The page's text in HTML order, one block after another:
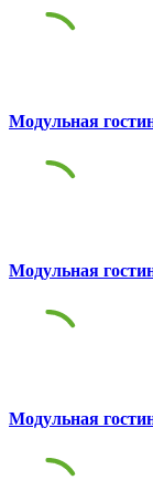
Модульная
Модульная
Модульная